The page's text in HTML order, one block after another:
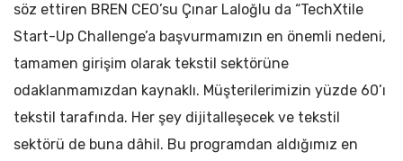
söz ettiren BREN CEO’su Çınar Laloğlu da “TechXtile
Start-Up Challenge’a başvurmamızın en önemli nedeni,
tamamen girişim olarak tekstil sektörüne
odaklanmamızdan kaynaklı. Müşterilerimizin yüzde 60’ı
tekstil tarafında. Her şey dijitalleşecek ve tekstil
sektörü de buna dâhil. Bu programdan aldığımız en